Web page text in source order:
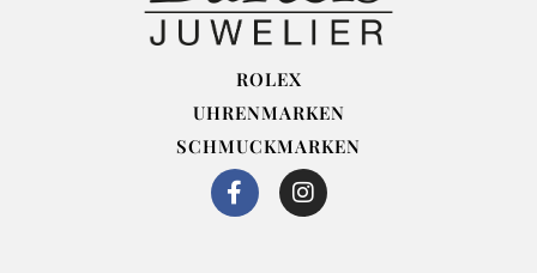
ROLEX
UHRENMARKEN
SCHMUCKMARKEN
F
a
I
n